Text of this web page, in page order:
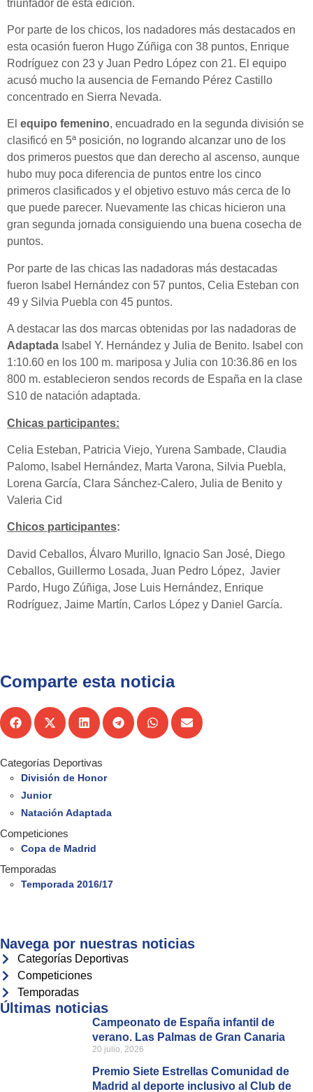
triunfador de esta edición.
Por parte de los chicos, los nadadores más destacados en
esta ocasión fueron Hugo Zúñiga con 38 puntos, Enrique
Rodríguez con 23 y Juan Pedro López con 21. El equipo
acusó mucho la ausencia de Fernando Pérez Castillo
concentrado en Sierra Nevada.
El equipo femenino, encuadrado en la segunda división se
clasificó en 5ª posición, no logrando alcanzar uno de los
dos primeros puestos que dan derecho al ascenso, aunque
hubo muy poca diferencia de puntos entre los cinco
primeros clasificados y el objetivo estuvo más cerca de lo
que puede parecer. Nuevamente las chicas hicieron una
gran segunda jornada consiguiendo una buena cosecha de
puntos.
Por parte de las chicas las nadadoras más destacadas
fueron Isabel Hernández con 57 puntos, Celia Esteban con
49 y Silvia Puebla con 45 puntos.
A destacar las dos marcas obtenidas por las nadadoras de
Adaptada Isabel Y. Hernández y Julia de Benito. Isabel con
1:10.60 en los 100 m. mariposa y Julia con 10:36.86 en los
800 m. establecieron sendos records de España en la clase
S10 de natación adaptada.
Chicas participantes:
Celia Esteban, Patricia Viejo, Yurena Sambade, Claudia
Palomo, Isabel Hernández, Marta Varona, Silvia Puebla,
Lorena García, Clara Sánchez-Calero, Julia de Benito y
Valeria Cid
Chicos participantes:
David Ceballos, Álvaro Murillo, Ignacio San José, Diego
Ceballos, Guillermo Losada, Juan Pedro López, Javier
Pardo, Hugo Zúñiga, Jose Luis Hernández, Enrique
Rodríguez, Jaime Martín, Carlos López y Daniel García.
Comparte esta noticia
Categorías Deportivas
División de Honor
Junior
Natación Adaptada
Competiciones
Copa de Madrid
Temporadas
Temporada 2016/17
Navega por nuestras noticias
Categorías Deportivas
Competiciones
Temporadas
Últimas noticias
Campeonato de España infantil de
verano. Las Palmas de Gran Canaria
20 julio, 2026
Premio Siete Estrellas Comunidad de
Madrid al deporte inclusivo al Club de